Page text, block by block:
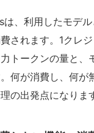
、利用したモデル
されます。1クレ
トークンの量と、
何が消費し、何が
の出発点になりま